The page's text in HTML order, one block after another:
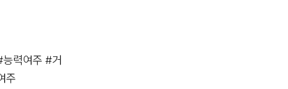
력여주 #거
주